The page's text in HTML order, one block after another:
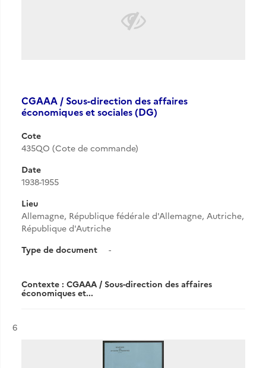
CGAAA / Sous-direction des affaires
économiques et sociales (DG)
Cote
435QO (Cote de commande)
Date
1938-1955
Lieu
Allemagne, République fédérale d'Allemagne, Autriche,
République d'Autriche
Type de document
-
Contexte : CGAAA / Sous-direction des affaires
économiques et...
Résultat n°
6